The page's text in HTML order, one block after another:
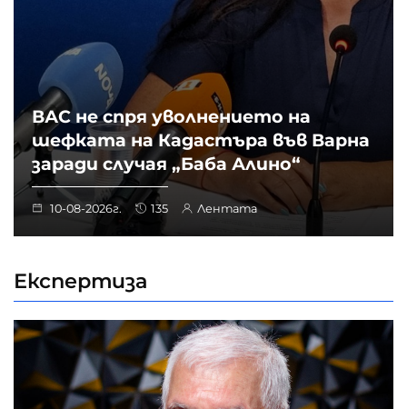
ВАС не спря уволнението на
шефката на Кадастъра във Варна
заради случая „Баба Алино“
10-08-2026г. 135 Лентата
Експертиза